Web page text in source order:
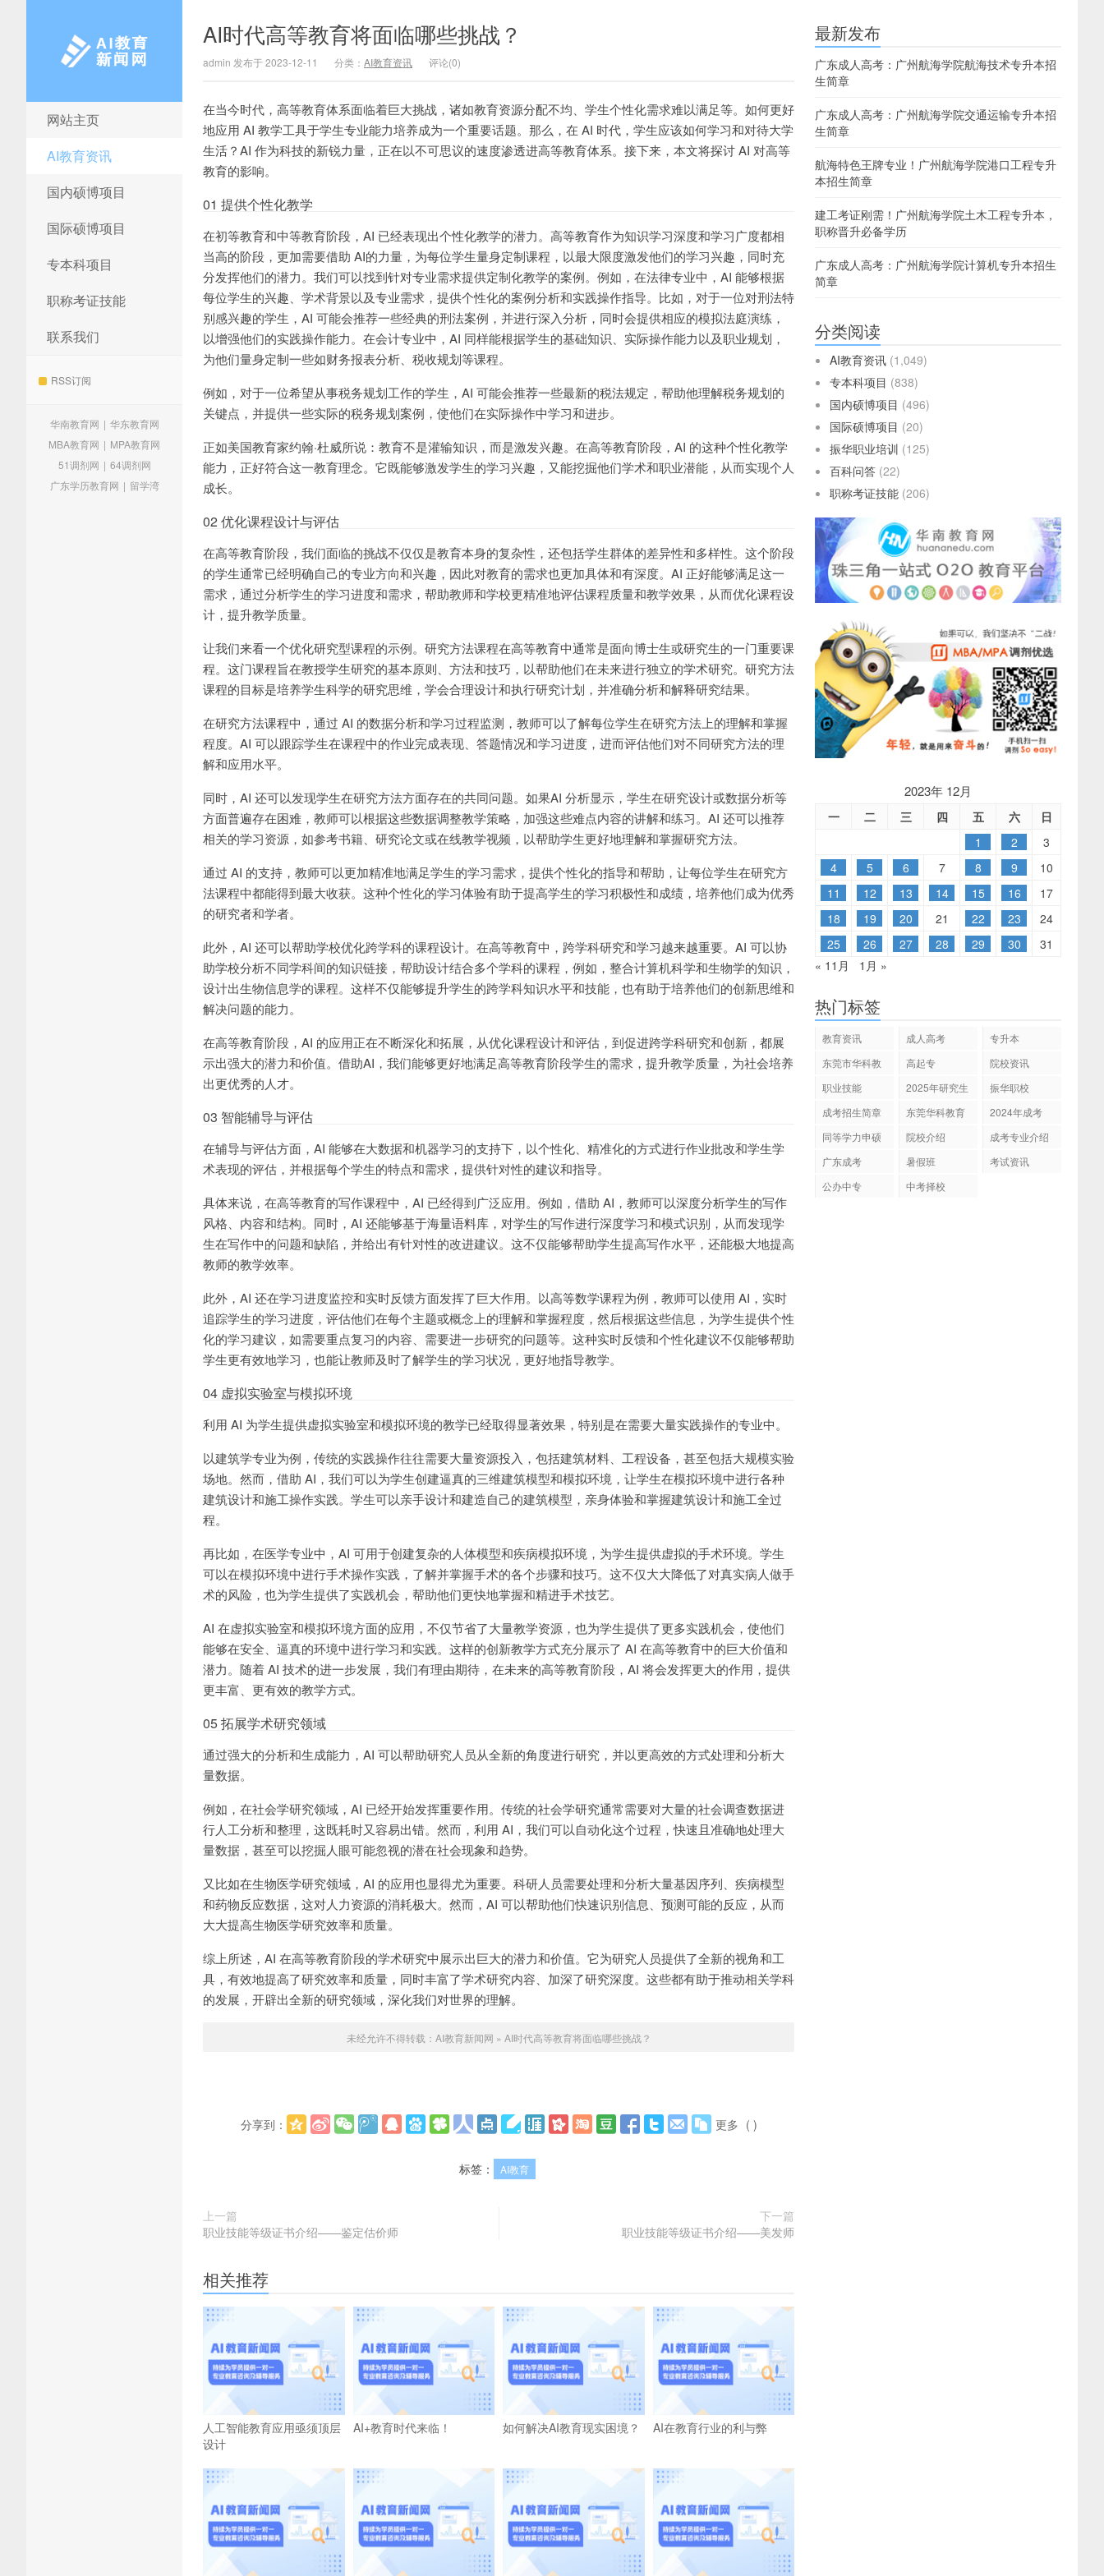
AI教育新闻网
网站主页
AI教育资讯
国内硕博项目
国际硕博项目
专本科项目
职称考证技能
联系我们
RSS订阅
华南教育网 | 华东教育网
MBA教育网 | MPA教育网
51调剂网 | 64调剂网
广东学历教育网 | 留学湾
AI时代高等教育将面临哪些挑战？
admin 发布于 2023-12-11 分类： AI教育资讯 评论(0)
在当今时代，高等教育体系面临着巨大挑战，诸如教育资源分配不均、学生个性化需求难以满足等。如何更好
地应用 AI 教学工具于学生专业能力培养成为一个重要话题。那么，在 AI 时代，学生应该如何学习和对待大学
生活？AI 作为科技的新锐力量，正在以不可思议的速度渗透进高等教育体系。接下来，本文将探讨 AI 对高等
教育的影响。
01 提供个性化教学
在初等教育和中等教育阶段，AI 已经表现出个性化教学的潜力。高等教育作为知识学习深度和学习广度都相
当高的阶段，更加需要借助 AI的力量，为每位学生量身定制课程，以最大限度激发他们的学习兴趣，同时充
分发挥他们的潜力。我们可以找到针对专业需求提供定制化教学的案例。例如，在法律专业中，AI 能够根据
每位学生的兴趣、学术背景以及专业需求，提供个性化的案例分析和实践操作指导。比如，对于一位对刑法特
别感兴趣的学生，AI 可能会推荐一些经典的刑法案例，并进行深入分析，同时会提供相应的模拟法庭演练，
以增强他们的实践操作能力。在会计专业中，AI 同样能根据学生的基础知识、实际操作能力以及职业规划，
为他们量身定制一些如财务报表分析、税收规划等课程。
例如，对于一位希望从事税务规划工作的学生，AI 可能会推荐一些最新的税法规定，帮助他理解税务规划的
关键点，并提供一些实际的税务规划案例，使他们在实际操作中学习和进步。
正如美国教育家约翰·杜威所说：教育不是灌输知识，而是激发兴趣。在高等教育阶段，AI 的这种个性化教学
能力，正好符合这一教育理念。它既能够激发学生的学习兴趣，又能挖掘他们学术和职业潜能，从而实现个人
成长。
02 优化课程设计与评估
在高等教育阶段，我们面临的挑战不仅仅是教育本身的复杂性，还包括学生群体的差异性和多样性。这个阶段
的学生通常已经明确自己的专业方向和兴趣，因此对教育的需求也更加具体和有深度。AI 正好能够满足这一
需求，通过分析学生的学习进度和需求，帮助教师和学校更精准地评估课程质量和教学效果，从而优化课程设
计，提升教学质量。
让我们来看一个优化研究型课程的示例。研究方法课程在高等教育中通常是面向博士生或研究生的一门重要课
程。这门课程旨在教授学生研究的基本原则、方法和技巧，以帮助他们在未来进行独立的学术研究。研究方法
课程的目标是培养学生科学的研究思维，学会合理设计和执行研究计划，并准确分析和解释研究结果。
在研究方法课程中，通过 AI 的数据分析和学习过程监测，教师可以了解每位学生在研究方法上的理解和掌握
程度。AI 可以跟踪学生在课程中的作业完成表现、答题情况和学习进度，进而评估他们对不同研究方法的理
解和应用水平。
同时，AI 还可以发现学生在研究方法方面存在的共同问题。如果AI 分析显示，学生在研究设计或数据分析等
方面普遍存在困难，教师可以根据这些数据调整教学策略，加强这些难点内容的讲解和练习。AI 还可以推荐
相关的学习资源，如参考书籍、研究论文或在线教学视频，以帮助学生更好地理解和掌握研究方法。
通过 AI 的支持，教师可以更加精准地满足学生的学习需求，提供个性化的指导和帮助，让每位学生在研究方
法课程中都能得到最大收获。这种个性化的学习体验有助于提高学生的学习积极性和成绩，培养他们成为优秀
的研究者和学者。
此外，AI 还可以帮助学校优化跨学科的课程设计。在高等教育中，跨学科研究和学习越来越重要。AI 可以协
助学校分析不同学科间的知识链接，帮助设计结合多个学科的课程，例如，整合计算机科学和生物学的知识，
设计出生物信息学的课程。这样不仅能够提升学生的跨学科知识水平和技能，也有助于培养他们的创新思维和
解决问题的能力。
在高等教育阶段，AI 的应用正在不断深化和拓展，从优化课程设计和评估，到促进跨学科研究和创新，都展
示出强大的潜力和价值。借助AI，我们能够更好地满足高等教育阶段学生的需求，提升教学质量，为社会培养
出更优秀的人才。
03 智能辅导与评估
在辅导与评估方面，AI 能够在大数据和机器学习的支持下，以个性化、精准化的方式进行作业批改和学生学
术表现的评估，并根据每个学生的特点和需求，提供针对性的建议和指导。
具体来说，在高等教育的写作课程中，AI 已经得到广泛应用。例如，借助 AI，教师可以深度分析学生的写作
风格、内容和结构。同时，AI 还能够基于海量语料库，对学生的写作进行深度学习和模式识别，从而发现学
生在写作中的问题和缺陷，并给出有针对性的改进建议。这不仅能够帮助学生提高写作水平，还能极大地提高
教师的教学效率。
此外，AI 还在学习进度监控和实时反馈方面发挥了巨大作用。以高等数学课程为例，教师可以使用 AI，实时
追踪学生的学习进度，评估他们在每个主题或概念上的理解和掌握程度，然后根据这些信息，为学生提供个性
化的学习建议，如需要重点复习的内容、需要进一步研究的问题等。这种实时反馈和个性化建议不仅能够帮助
学生更有效地学习，也能让教师及时了解学生的学习状况，更好地指导教学。
04 虚拟实验室与模拟环境
利用 AI 为学生提供虚拟实验室和模拟环境的教学已经取得显著效果，特别是在需要大量实践操作的专业中。
以建筑学专业为例，传统的实践操作往往需要大量资源投入，包括建筑材料、工程设备，甚至包括大规模实验
场地。然而，借助 AI，我们可以为学生创建逼真的三维建筑模型和模拟环境，让学生在模拟环境中进行各种
建筑设计和施工操作实践。学生可以亲手设计和建造自己的建筑模型，亲身体验和掌握建筑设计和施工全过
程。
再比如，在医学专业中，AI 可用于创建复杂的人体模型和疾病模拟环境，为学生提供虚拟的手术环境。学生
可以在模拟环境中进行手术操作实践，了解并掌握手术的各个步骤和技巧。这不仅大大降低了对真实病人做手
术的风险，也为学生提供了实践机会，帮助他们更快地掌握和精进手术技艺。
AI 在虚拟实验室和模拟环境方面的应用，不仅节省了大量教学资源，也为学生提供了更多实践机会，使他们
能够在安全、逼真的环境中进行学习和实践。这样的创新教学方式充分展示了 AI 在高等教育中的巨大价值和
潜力。随着 AI 技术的进一步发展，我们有理由期待，在未来的高等教育阶段，AI 将会发挥更大的作用，提供
更丰富、更有效的教学方式。
05 拓展学术研究领域
通过强大的分析和生成能力，AI 可以帮助研究人员从全新的角度进行研究，并以更高效的方式处理和分析大
量数据。
例如，在社会学研究领域，AI 已经开始发挥重要作用。传统的社会学研究通常需要对大量的社会调查数据进
行人工分析和整理，这既耗时又容易出错。然而，利用 AI，我们可以自动化这个过程，快速且准确地处理大
量数据，甚至可以挖掘人眼可能忽视的潜在社会现象和趋势。
又比如在生物医学研究领域，AI 的应用也显得尤为重要。科研人员需要处理和分析大量基因序列、疾病模型
和药物反应数据，这对人力资源的消耗极大。然而，AI 可以帮助他们快速识别信息、预测可能的反应，从而
大大提高生物医学研究效率和质量。
综上所述，AI 在高等教育阶段的学术研究中展示出巨大的潜力和价值。它为研究人员提供了全新的视角和工
具，有效地提高了研究效率和质量，同时丰富了学术研究内容、加深了研究深度。这些都有助于推动相关学科
的发展，开辟出全新的研究领域，深化我们对世界的理解。
未经允许不得转载： AI教育新闻网 » AI时代高等教育将面临哪些挑战？
分享到： 更多 ( )
标签： AI教育
上一篇
职业技能等级证书介绍——鉴定估价师
下一篇
职业技能等级证书介绍——美发师
相关推荐
人工智能教育应用亟须顶层
设计
AI+教育时代来临！ 如何解决AI教育现实困境？ AI在教育行业的利与弊
最新发布
广东成人高考：广州航海学院航海技术专升本招
生简章
广东成人高考：广州航海学院交通运输专升本招
生简章
航海特色王牌专业！广州航海学院港口工程专升
本招生简章
建工考证刚需！广州航海学院土木工程专升本，
职称晋升必备学历
广东成人高考：广州航海学院计算机专升本招生
简章
分类阅读
AI教育资讯 (1,049)
专本科项目 (838)
国内硕博项目 (496)
国际硕博项目 (20)
振华职业培训 (125)
百科问答 (22)
职称考证技能 (206)
2023年 12月
一 二 三 四 五 六
日
1
2
3
4
5 6 7 8 9
10
11
12 13 14 15 16
17
18
19 20 21 22 23
24
25
26 27 28 29 30
31
« 11月
1月 »
热门标签
教育资讯 成人高考
专升本
东莞市华科教
高起专
院校资讯
职业技能
2025年研究生
振华职校
成考招生简章
东莞华科教育
2024年成考
同等学力申硕
院校介绍
成考专业介绍
广东成考
暑假班
考试资讯
公办中专
中考择校